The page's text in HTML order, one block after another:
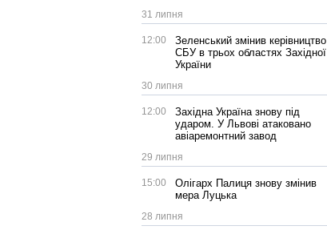
31 липня
12:00
Зеленський змінив керівництво
СБУ в трьох областях Західної
України
30 липня
12:00
Західна Україна знову під
ударом. У Львові атаковано
авіаремонтний завод
29 липня
15:00
Олігарх Палиця знову змінив
мера Луцька
28 липня